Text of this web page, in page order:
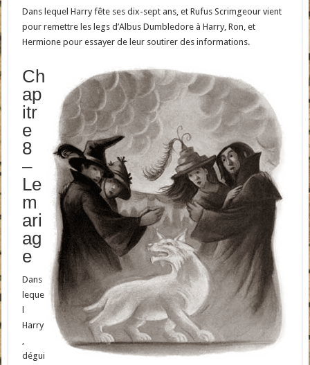
Dans lequel Harry fête ses dix-sept ans, et Rufus Scrimgeour vient
pour remettre les legs d’Albus Dumbledore à Harry, Ron, et
Hermione pour essayer de leur soutirer des informations.
Ch
ap
itr
e
8
–
Le
m
ari
ag
e
Dans
leque
Harry
,
dégui